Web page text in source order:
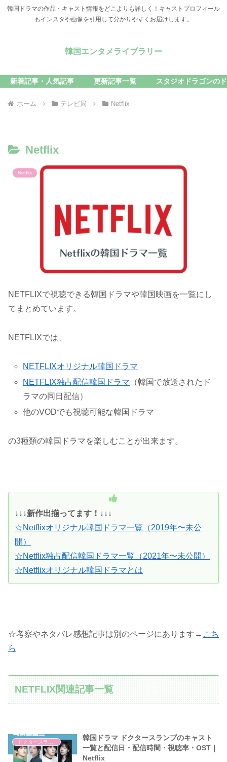
韓国ドラマの作品・キャスト情報をどこよりも詳しく！キャストプロフィール
もインスタや画像を引用して分かりやすくお届けします。
韓国エンタメライブラリー
新着記事・人気記事 更新記事一覧 スタジオドラゴンの
ホーム テレビ局 Netflix
Netflix
Netflix
NETFLIXで視聴できる韓国ドラマや韓国映画を一覧にし
てまとめています。
NETFLIXでは、
NETFLIXオリジナル韓国ドラマ
NETFLIX独占配信韓国ドラマ （韓国で放送されたド
ラマの同日配信）
他のVODでも視聴可能な韓国ドラマ
の3種類の韓国ドラマを楽しむことが出来ます。
↓↓↓新作出揃ってます！↓↓↓
☆Netflixオリジナル韓国ドラマ一覧（2019年〜未公
開）
☆Netflix独占配信韓国ドラマ一覧（2021年〜未公開）
☆Netflixオリジナル韓国ドラマとは
☆考察やネタバレ感想記事は別のページにあります→ こち
ら
NETFLIX関連記事一覧
韓国ドラマ ドクタースランプのキャスト
一覧と配信日・配信時間・視聴率・OST｜
Netflix